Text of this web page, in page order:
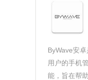
ByWave安
用户的手机
能，旨在帮